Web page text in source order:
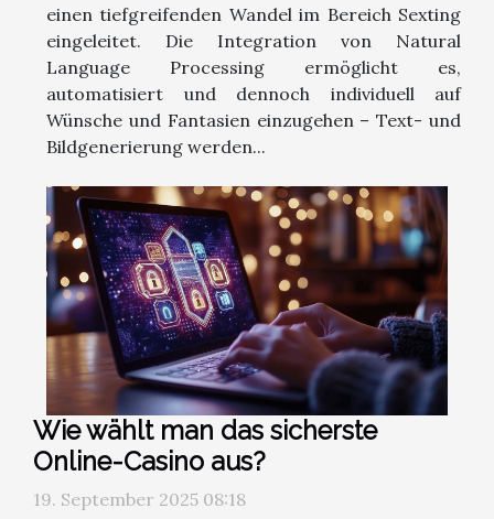
einen tiefgreifenden Wandel im Bereich Sexting
eingeleitet. Die Integration von Natural
Language Processing ermöglicht es,
automatisiert und dennoch individuell auf
Wünsche und Fantasien einzugehen – Text- und
Bildgenerierung werden...
Wie wählt man das sicherste
Online-Casino aus?
19. September 2025 08:18